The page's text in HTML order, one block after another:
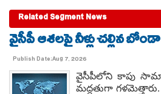
Related Segment News
వైసీపీ ఆశలపై నీళ్లు చల్లిన
Publish Date:Aug 7, 2026
వైసీపీలోని కాపు
మద్దతుగా